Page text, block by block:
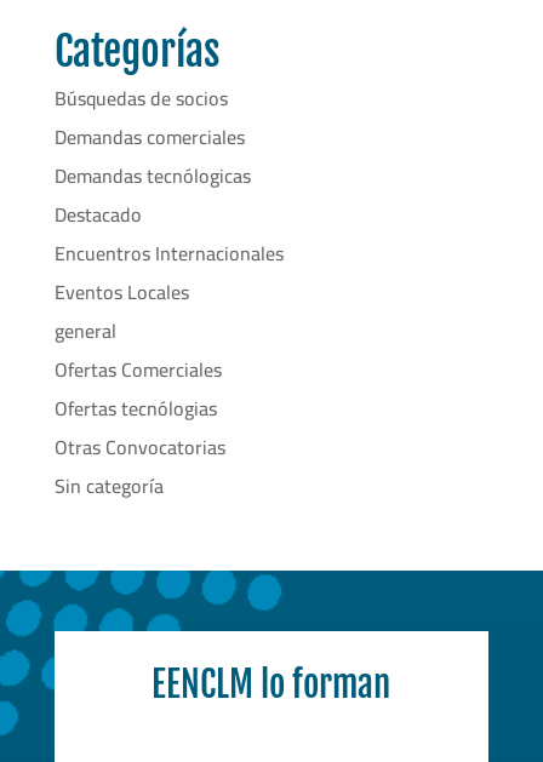
Categorías
Búsquedas de socios
Demandas comerciales
Demandas tecnólogicas
Destacado
Encuentros Internacionales
Eventos Locales
general
Ofertas Comerciales
Ofertas tecnólogias
Otras Convocatorias
Sin categoría
EENCLM lo forman